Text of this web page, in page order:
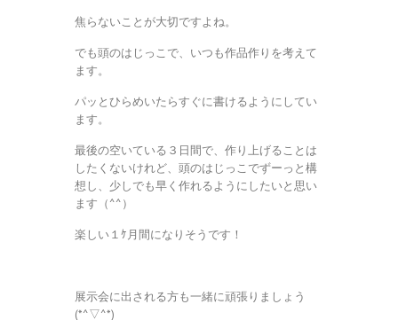
焦らないことが大切ですよね。
でも頭のはじっこで、いつも作品作りを考えて
ます。
パッとひらめいたらすぐに書けるようにしてい
ます。
最後の空いている３日間で、作り上げることは
したくないけれど、頭のはじっこでずーっと構
想し、少しでも早く作れるようにしたいと思い
ます（^^）
楽しい１ｹ月間になりそうです！
展示会に出される方も一緒に頑張りましょう
(*^▽^*)